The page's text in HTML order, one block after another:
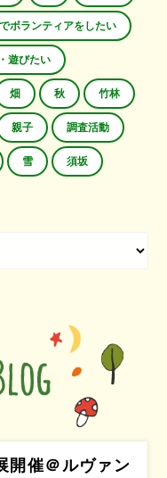
ボランティアをしたい
遊びたい
畑 秋 竹林
親子 調査活動
雪 須坂
催＠ルヴァン